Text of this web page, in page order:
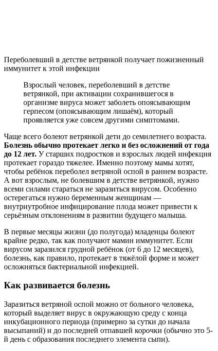
Переболевший в детстве ветрянкой получает пожизненный
иммунитет к этой инфекции
Взрослый человек, переболевший в детстве
ветрянкой, при активации сохранившегося в
организме вируса может заболеть опоясывающим
герпесом (опоясывающим лишаём), который
проявляется уже совсем другими симптомами.
Чаще всего болеют ветрянкой дети до семилетнего возраста.
Болезнь обычно протекает легко и без осложнений от года
до 12 лет. У старших подростков и взрослых людей инфекция
протекает гораздо тяжелее. Именно поэтому мамы хотят,
чтобы ребёнок переболел ветряной оспой в раннем возрасте.
А вот взрослым, не болевшим в детстве ветрянкой, нужно
всеми силами стараться не заразиться вирусом. Особенно
остерегаться нужно беременным женщинам —
внутриутробное инфицирование плода может привести к
серьёзным отклонениям в развитии будущего малыша.
В первые месяцы жизни (до полугода) младенцы болеют
крайне редко, так как получают мамин иммунитет. Если
вирусом заразился грудной ребёнок (от 6 до 12 месяцев),
болезнь, как правило, протекает в тяжёлой форме и может
осложняться бактериальной инфекцией.
Как развивается болезнь
Заразиться ветряной оспой можно от больного человека,
который выделяет вирус в окружающую среду с конца
инкубационного периода (примерно за сутки до начала
высыпаний) и до последней отпавшей корочки (обычно это 5-
й день с образования последнего элемента сыпи).